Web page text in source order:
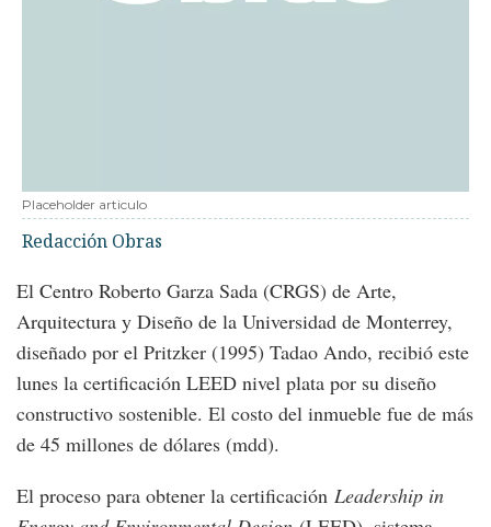
Placeholder articulo
Redacción Obras
El Centro Roberto Garza Sada (CRGS) de Arte,
Arquitectura y Diseño de la Universidad de Monterrey,
diseñado por el Pritzker (1995) Tadao Ando, recibió este
lunes la certificación LEED nivel plata por su diseño
constructivo sostenible. El costo del inmueble fue de más
de 45 millones de dólares (mdd).
El proceso para obtener la certificación Leadership in